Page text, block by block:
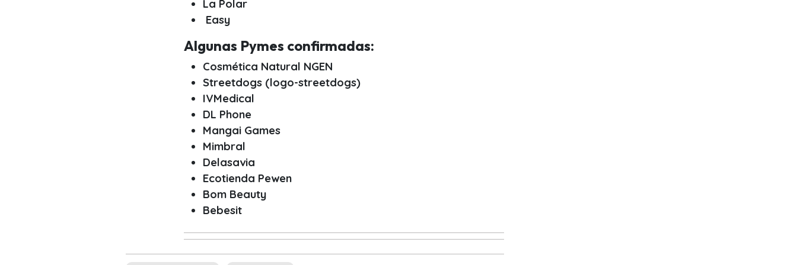
La Polar
Easy
Algunas Pymes confirmadas:
Cosmética Natural NGEN
Streetdogs (logo-streetdogs)
IVMedical
DL Phone
Mangai Games
Mimbral
Delasavia
Ecotienda Pewen
Bom Beauty
Bebesit